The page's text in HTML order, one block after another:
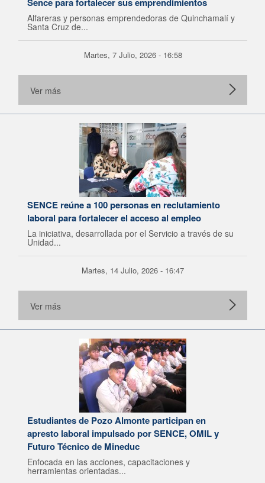
Alfareras y personas emprendedoras de Quinchamalí y
Santa Cruz de...
Martes, 7 Julio, 2026 - 16:58
Ver más
SENCE reúne a 100 personas en reclutamiento
laboral para fortalecer el acceso al empleo
La iniciativa, desarrollada por el Servicio a través de su
Unidad...
Martes, 14 Julio, 2026 - 16:47
Ver más
Estudiantes de Pozo Almonte participan en
apresto laboral impulsado por SENCE, OMIL y
Futuro Técnico de Mineduc
Enfocada en las acciones, capacitaciones y
herramientas orientadas...